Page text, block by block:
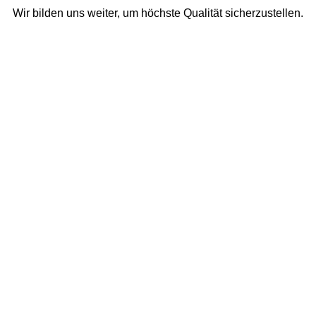
Wir bilden uns weiter, um höchste Qualität sicherzustellen.